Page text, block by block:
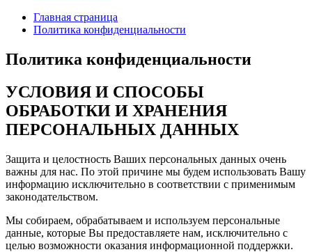
Главная страница
Политика конфиденциальности
Политика конфиденциальности
УСЛОВИЯ И СПОСОБЫ
ОБРАБОТКИ И ХРАНЕНИЯ
ПЕРСОНАЛЬНЫХ ДАННЫХ
Защита и целостность Ваших персональных данных очень
важны для нас. По этой причине мы будем использовать Вашу
информацию исключительно в соответствии с применимым
законодательством.
Мы собираем, обрабатываем и используем персональные
данные, которые Вы предоставляете нам, исключительно с
целью возможности оказания информационной поддержки.